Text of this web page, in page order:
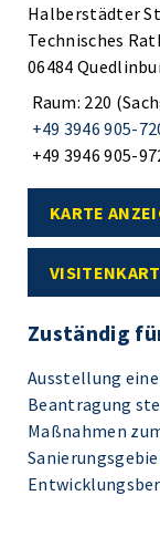
Halberstädter
Technisches
06484
Raum: 220
+49 3946 905-
+49 3946 905-
KARTE
Zuständig
Ausstellung
Beantragung
Maßnahmen